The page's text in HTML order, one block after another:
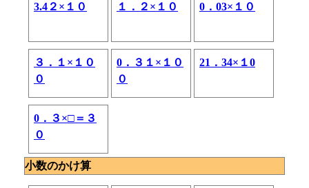
‌3.4２×１０ １．２×１０ 0．03×１０
３．１×１０
０
0．３１×１０
０
21．34×１0
0．３×□＝３
０
小数のかけ算